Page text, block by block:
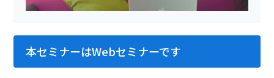
本セミナーはWebセミナーです